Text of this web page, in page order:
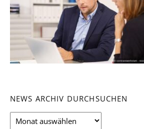
NEWS ARCHIV DURCHSUCHEN
News